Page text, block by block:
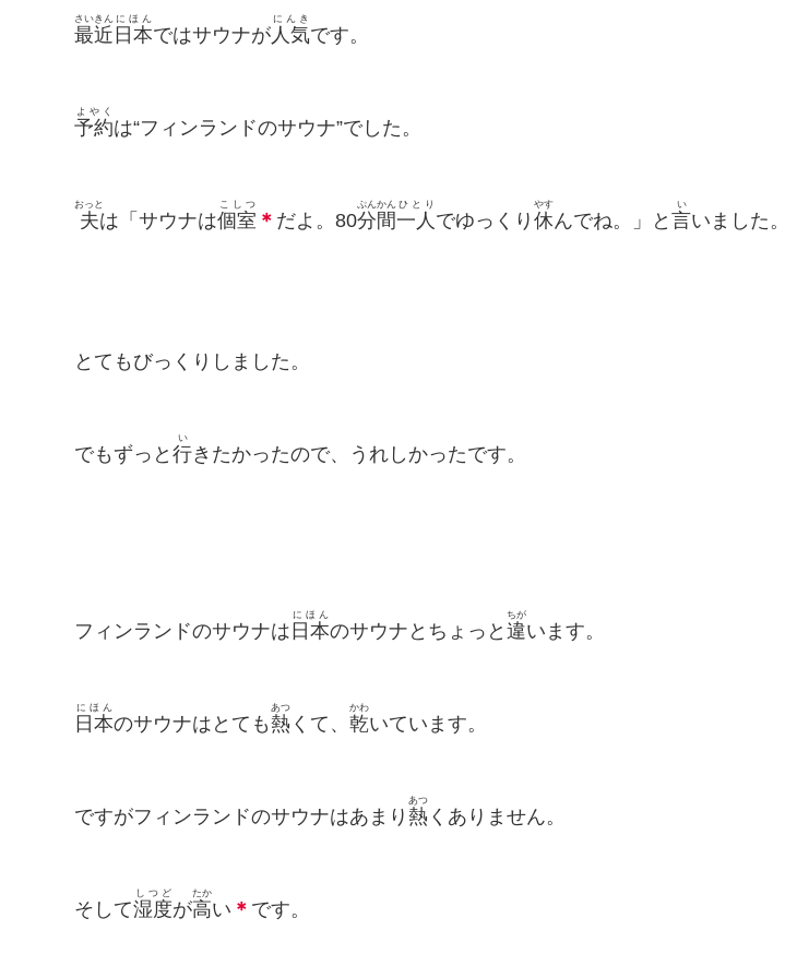
最近
さいきん
日本
にほん
ではサウナが 人気
にんき
です。
予約
よやく
は“フィンランドのサウナ”でした。
夫
おっと
は「サウナは個室
こしつ
＊ だよ。80分間
ぷんかん
一人
ひとり
でゆっくり 休
やす
んでね。」と 言
い
いました。
とてもびっくりしました。
でもずっと 行
い
きたかったので、うれしかったです。
フィンランドのサウナは 日本
にほん
のサウナとちょっと 違
ちが
います。
日本
にほん
のサウナはとても熱
あつ
くて、 乾
かわ
いています。
ですがフィンランドのサウナはあまり 熱
あつ
くありません。
そして湿度
しつど
が高
たか
い ＊ です。